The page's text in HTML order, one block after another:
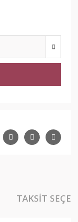
TAKSIT